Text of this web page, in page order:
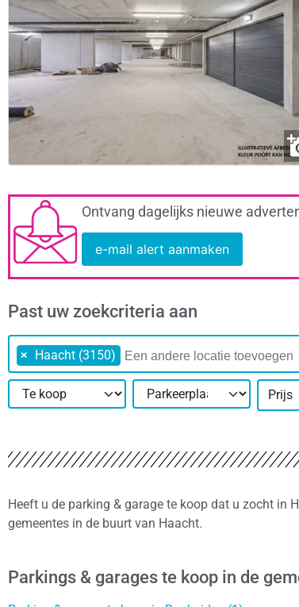
Ontvang dagelijks nieuwe
e-mail alert aanmaken
Past uw zoekcriteria aan
× Haacht (3150)
Prijs
Heeft u de parking & garage te koop dat u zocht in
gemeentes in de buurt van Haacht.
Parkings & garages te koop in de